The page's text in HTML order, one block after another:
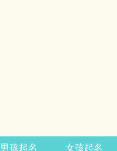
男孩起名 女孩起名